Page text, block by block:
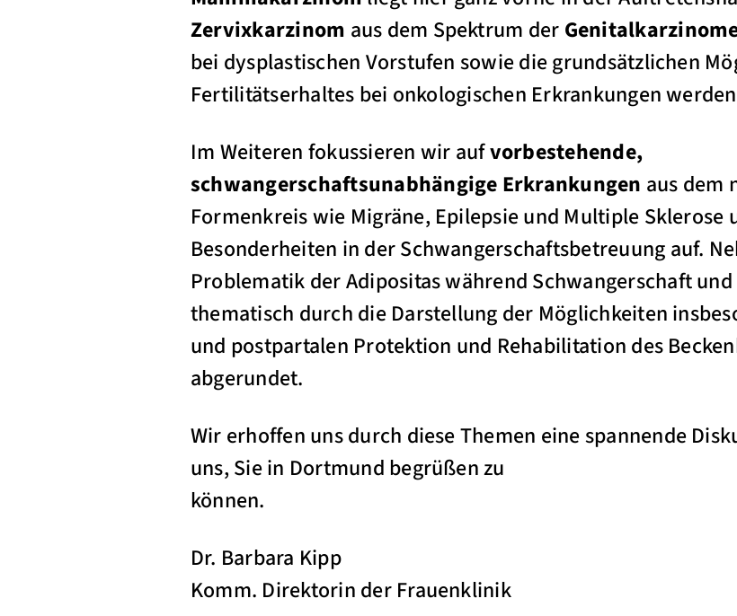
Zervixkarzinom aus dem Spektrum der
bei dysplastischen Vorstufen sowie die grundsätzlichen
Fertilitätserhaltes bei onkologischen Erkrankungen
Im Weiteren fokussieren wir aufvorbestehende,
schwangerschaftsunabhängige Erkrankungen aus dem
Formenkreis wie Migräne, Epilepsie und Multiple Sklerose
Besonderheiten in der Schwangerschaftsbetreuung auf.
Problematik der Adipositas während Schwangerschaft
thematisch durch die Darstellung der Möglichkeiten
und postpartalen Protektion und Rehabilitation des
abgerundet.
Wir erhoffen uns durch diese Themen eine spannende
uns, Sie in Dortmund begrüßen zu
können.
Dr. Barbara Kipp
Komm. Direktorin der Frauenklinik